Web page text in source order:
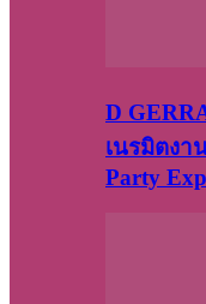
D
เนรมิตงา
Party